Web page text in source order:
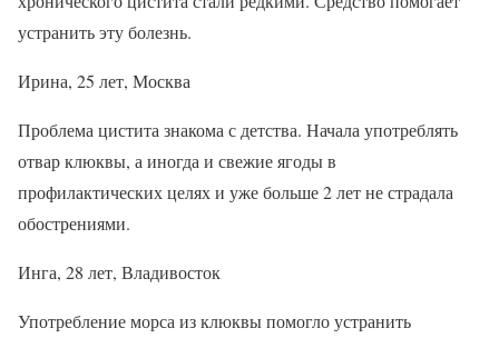
устранить эту болезнь.
Ирина, 25 лет, Москва
Проблема цистита знакома с детства. Начала употреблять
отвар клюквы, а иногда и свежие ягоды в
профилактических целях и уже больше 2 лет не страдала
обострениями.
Инга, 28 лет, Владивосток
Употребление морса из клюквы помогло устранить